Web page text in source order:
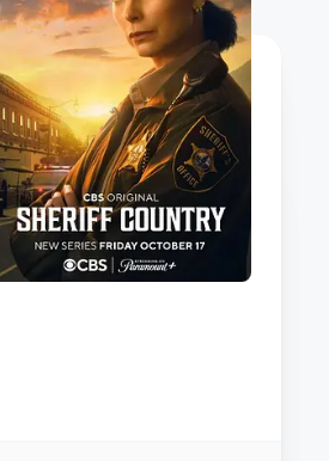
的记录